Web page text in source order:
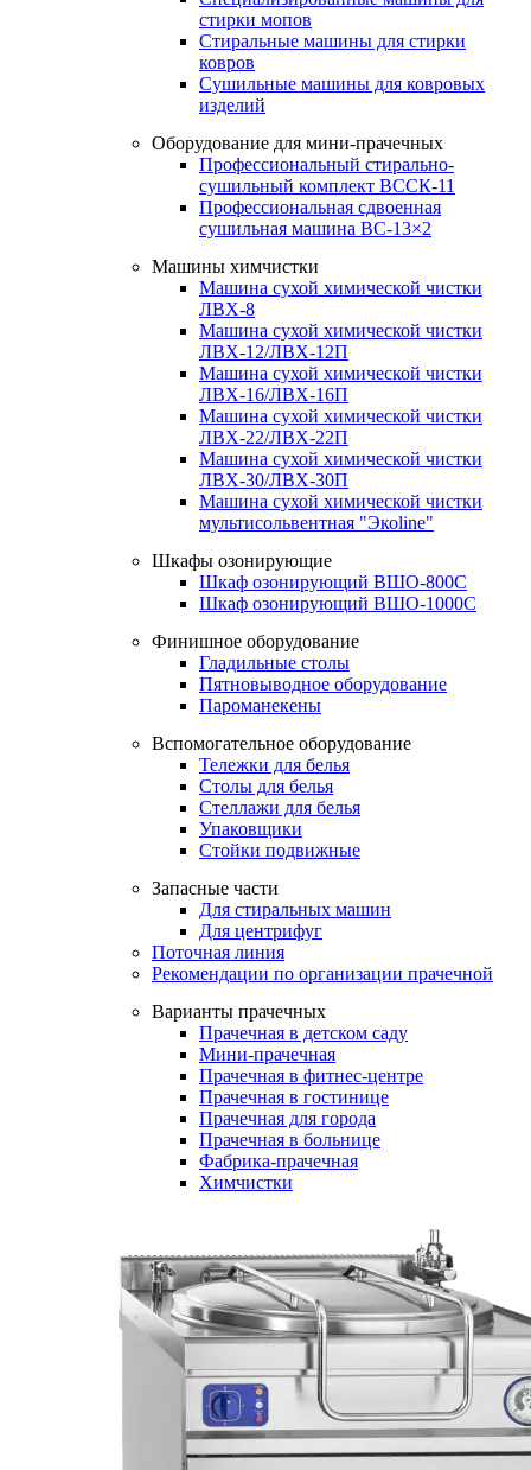
стирки мопов
Стиральные машины для стирки
ковров
Сушильные машины для ковровых
изделий
Оборудование для мини-прачечных
Профессиональный стирально-
сушильный комплект ВССК-11
Профессиональная сдвоенная
сушильная машина ВС-13×2
Машины химчистки
Машина сухой химической чистки
ЛВХ-8
Машина сухой химической чистки
ЛВХ-12/ЛВХ-12П
Машина сухой химической чистки
ЛВХ-16/ЛВХ-16П
Машина сухой химической чистки
ЛВХ-22/ЛВХ-22П
Машина сухой химической чистки
ЛВХ-30/ЛВХ-30П
Машина сухой химической чистки
мультисольвентная "Экоline"
Шкафы озонирующие
Шкаф озонирующий ВШО-800С
Шкаф озонирующий ВШО-1000С
Финишное оборудование
Гладильные столы
Пятновыводное оборудование
Пароманекены
Вспомогательное оборудование
Тележки для белья
Столы для белья
Стеллажи для белья
Упаковщики
Стойки подвижные
Запасные части
Для стиральных машин
Для центрифуг
Поточная линия
Рекомендации по организации прачечной
Варианты прачечных
Прачечная в детском саду
Мини-прачечная
Прачечная в фитнес-центре
Прачечная в гостинице
Прачечная для города
Прачечная в больнице
Фабрика-прачечная
Химчистки